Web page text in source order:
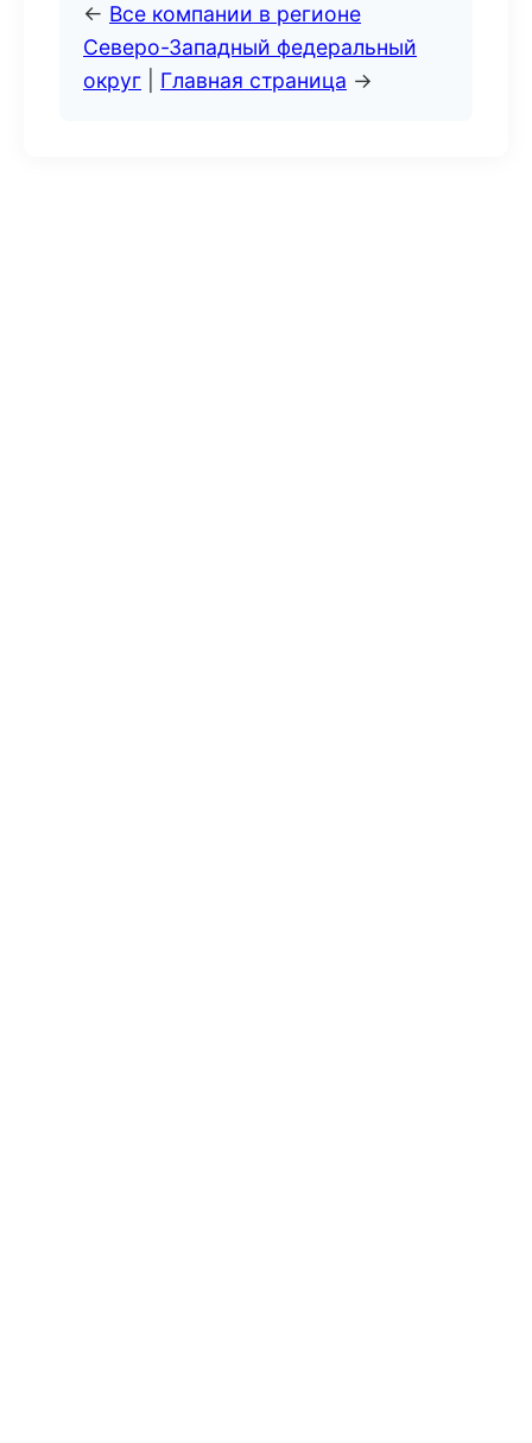
← Все компании в регионе
Северо-Западный федеральный
округ
Главная страница →